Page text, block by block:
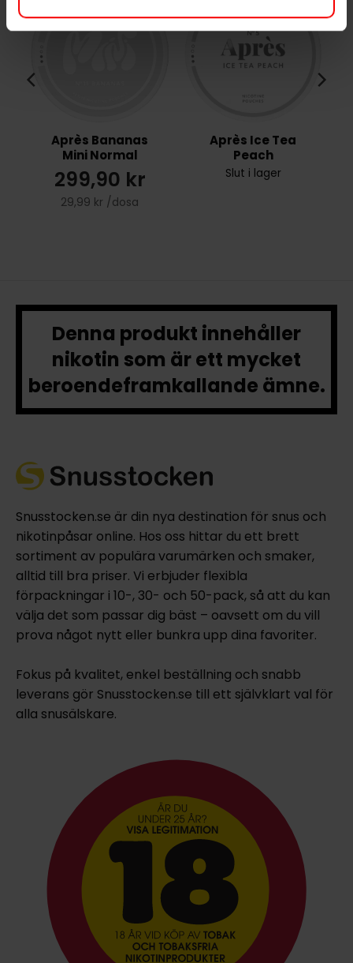
Après Bananas
Mini Normal
299,90 kr
29,99 kr /dosa
Après Ice Tea
Peach
Slut i lager
Denna produkt innehåller
nikotin som är ett mycket
beroendeframkallande ämne.
Snusstocken.se är din nya destination för snus och
nikotinpåsar online. Hos oss hittar du ett brett
sortiment av populära varumärken och smaker,
alltid till bra priser. Vi erbjuder flexibla
förpackningar i 10-, 30- och 50-pack, så att du kan
välja det som passar dig bäst – oavsett om du vill
prova något nytt eller bunkra upp dina favoriter.
Fokus på kvalitet, enkel beställning och snabb
leverans gör Snusstocken.se till ett självklart val för
alla snusälskare.